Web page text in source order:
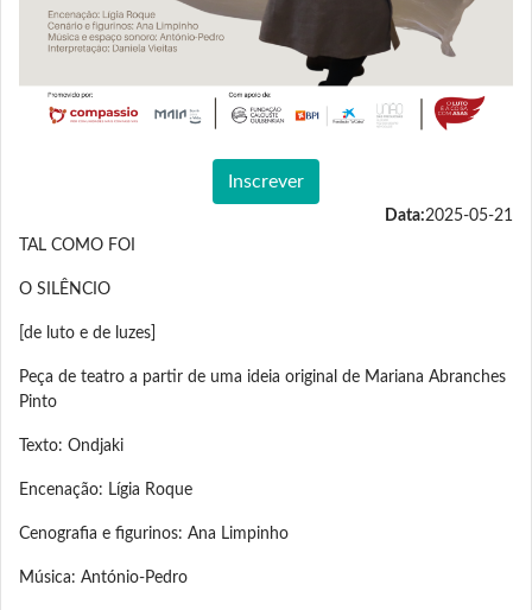
Inscrever
Data:2025-05-21
TAL COMO FOI
O SILÊNCIO
[de luto e de luzes]
Peça de teatro a partir de uma ideia original de Mariana Abranches
Pinto
Texto: Ondjaki
Encenação: Lígia Roque
Cenografia e figurinos: Ana Limpinho
Música: António-Pedro